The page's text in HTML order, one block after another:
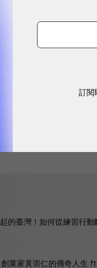
八％。出貨至西
相對穩定。
訂閱